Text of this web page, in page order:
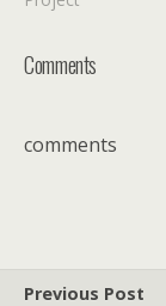
Comments
comments
Previous Post